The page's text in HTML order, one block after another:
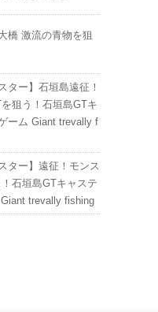
橋 激流の青物を狙
ター】石垣島遠征！
狙う！石垣島GTキ
ーム Giant trevally f
ター】遠征！モンス
石垣島GTキャステ
trevally fishing